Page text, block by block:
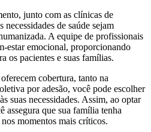
junto com as clínicas de
necessidades de saúde sejam
A equipe de profissionais
estar emocional, proporcionando
os pacientes e suas famílias.
cobertura, tanto na
por adesão, você pode escolher
suas necessidades. Assim, ao optar
assegura que sua família tenha
momentos mais críticos.